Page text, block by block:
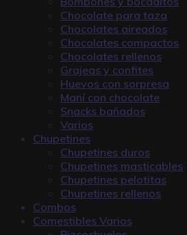
Chocolate para taza
Chocolates aireados
Chocolates compactos
Chocolates rellenos
Grajeas y confites
Huevos con sorpresa
Maní con chocolate
Snacks bañados
Varios
Chupetines
Chupetines duros
Chupetines masticables
Chupetines pelotitas
Chupetines rellenos
Combos
Comestibles Varios